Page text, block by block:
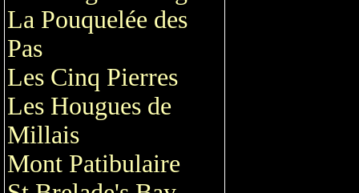
La Pouquelée des
Pas
Les Cinq Pierres
Les Hougues de
Millais
Mont Patibulaire